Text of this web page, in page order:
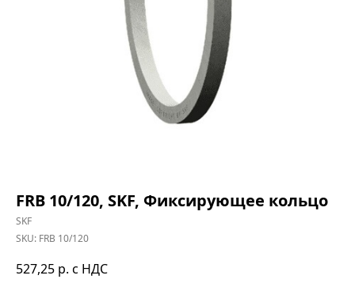
FRB 10/120, SKF, Фиксирующее кольцо
SKF
SKU: FRB 10/120
527,25 р. с НДС